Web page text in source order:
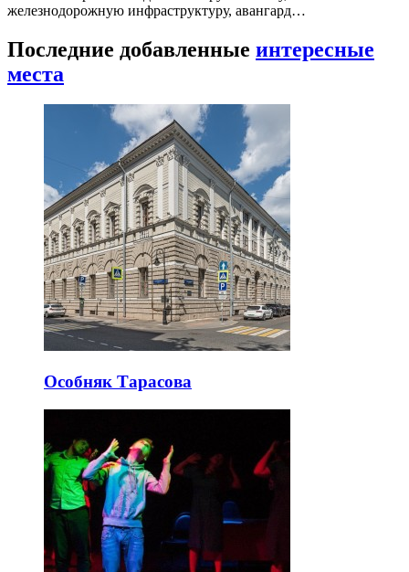
железнодорожную инфраструктуру, авангард…
Последние добавленные интересные
места
Особняк Тарасова